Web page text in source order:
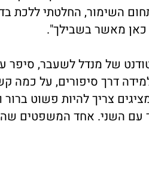
השימור, החלטתי ללכת
מאשר בשבילך".
של מנדל לשעבר, סיפר על 10 דברים שלמד מפרופ'
דרך סיפורים, על כמה
צריך להיות פשוט ברור
השני. אחד המשפטים